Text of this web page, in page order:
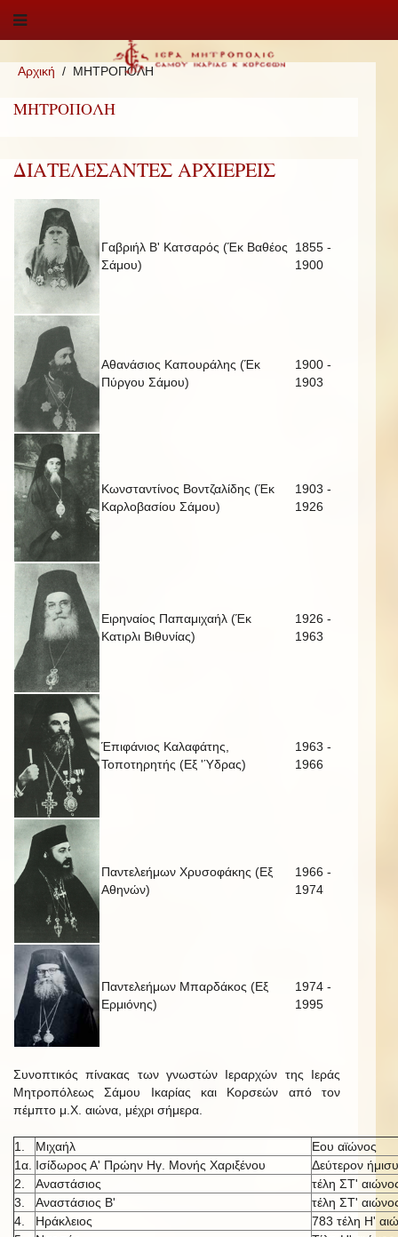
Αρχική ΜΗΤΡΟΠΟΛΗ
ΜΗΤΡΟΠΟΛΗ
ΔΙΑΤΕΛΕΣΑΝΤΕΣ ΑΡΧΙΕΡΕΙΣ
Γαβριήλ Β' Κατσαρός (Έκ Βαθέος
Σάμου)
1855 -
1900
Αθανάσιος Καπουράλης (Έκ
Πύργου Σάμου)
1900 -
1903
Κωνσταντίνος Βοντζαλίδης (Έκ
Καρλοβασίου Σάμου)
1903 -
1926
Ειρηναίος Παπαμιχαήλ (Έκ
Κατιρλι Βιθυνίας)
1926 -
1963
Έπιφάνιος Καλαφάτης,
Τοποτηρητής (Εξ 'Ύδρας)
1963 -
1966
Παντελεήμων Χρυσοφάκης (Εξ
Αθηνών)
1966 -
1974
Παντελεήμων Μπαρδάκος (Εξ
Ερμιόνης)
1974 -
1995
Συνοπτικός πίνακας των γνωστών Ιεραρχών της Ιεράς
Μητροπόλεως Σάμου Ικαρίας και Κορσεών από τον
πέμπτο μ.Χ. αιώνα, μέχρι σήμερα.
1. Μιχαήλ
Εου αϊώνος
1α. Ισίδωρος Α' Πρώην Ηγ. Μονής Χαριξένου
Δεύτερον
2.
Αναστάσιος
τέλη ΣΤ'
3.
Αναστάσιος Β'
τέλη ΣΤ'
4.
Ηράκλειος
783 τέλη Η'